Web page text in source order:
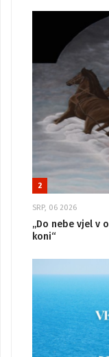
2
SRP, 06 2026
„Do nebe vjel v
koni“